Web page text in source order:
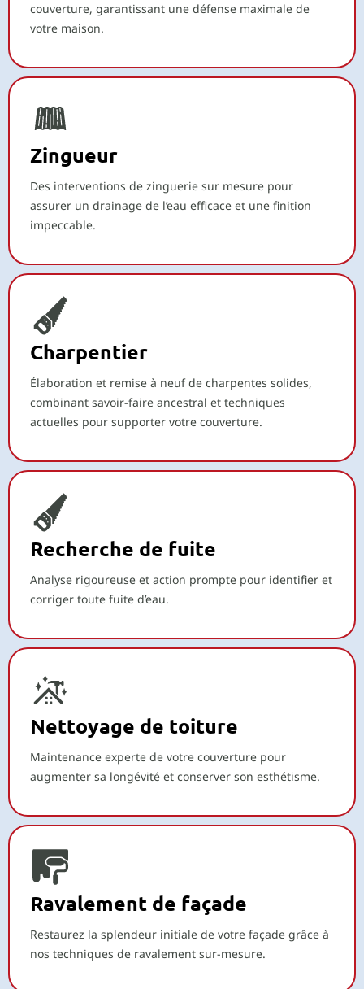
couverture, garantissant une défense maximale de
votre maison.
Zingueur
Des interventions de zinguerie sur mesure pour
assurer un drainage de l’eau efficace et une finition
impeccable.
Charpentier
Élaboration et remise à neuf de charpentes solides,
combinant savoir-faire ancestral et techniques
actuelles pour supporter votre couverture.
Recherche de fuite
Analyse rigoureuse et action prompte pour identifier et
corriger toute fuite d’eau.
Nettoyage de toiture
Maintenance experte de votre couverture pour
augmenter sa longévité et conserver son esthétisme.
Ravalement de façade
Restaurez la splendeur initiale de votre façade grâce à
nos techniques de ravalement sur-mesure.